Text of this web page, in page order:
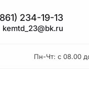
234-19-13
kemtd_23@bk.ru
Пн-Чт: с 08.00